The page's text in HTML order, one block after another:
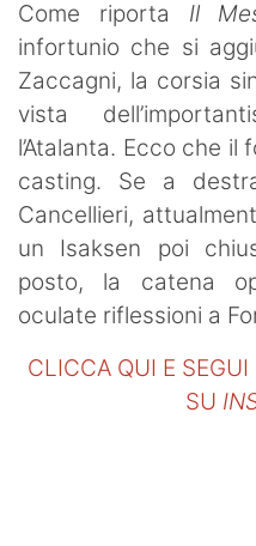
Come riporta Il
infortunio che si
Zaccagni, la corsia
vista
l’Atalanta. Ecco che
casting. Se a
Cancellieri,
un Isaksen poi
posto, la catena
oculate riflessioni a
CLICCA QUI E SEGUI
SU